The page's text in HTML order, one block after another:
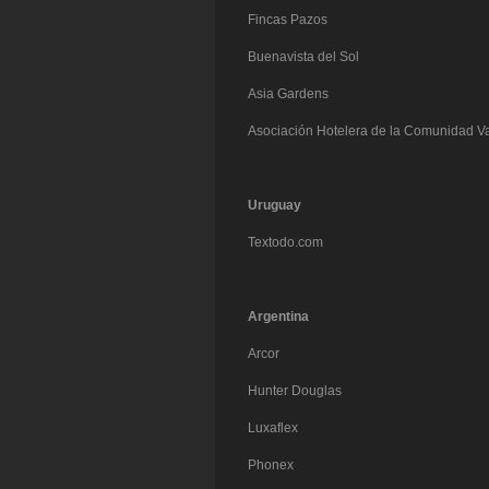
Fincas Pazos
Buenavista del Sol
Asia Gardens
Asociación Hotelera de la Comunidad
Uruguay
Textodo.com
Argentina
Arcor
Hunter Douglas
Luxaflex
Phonex